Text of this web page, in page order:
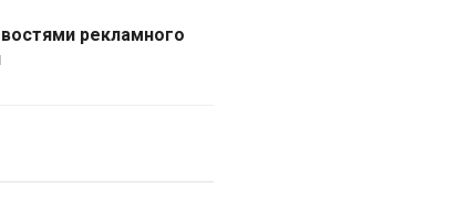
рекламного